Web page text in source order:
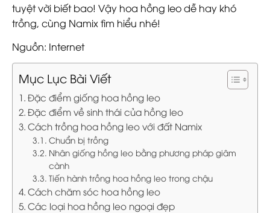
tuyệt vời biết bao! Vậy hoa hồng leo dễ hay khó
trồng, cùng Namix tìm hiểu nhé!
Nguồn: Internet
Mục Lục Bài Viết
Đặc điểm giống hoa hồng leo
Đặc điểm về sinh thái của hồng leo
Cách trồng hoa hồng leo với đất Namix
Chuẩn bị trồng
Nhân giống hồng leo bằng phương pháp giâm
cành
Tiến hành trồng hoa hồng leo trong chậu
Cách chăm sóc hoa hồng leo
Các loại hoa hồng leo ngoại đẹp